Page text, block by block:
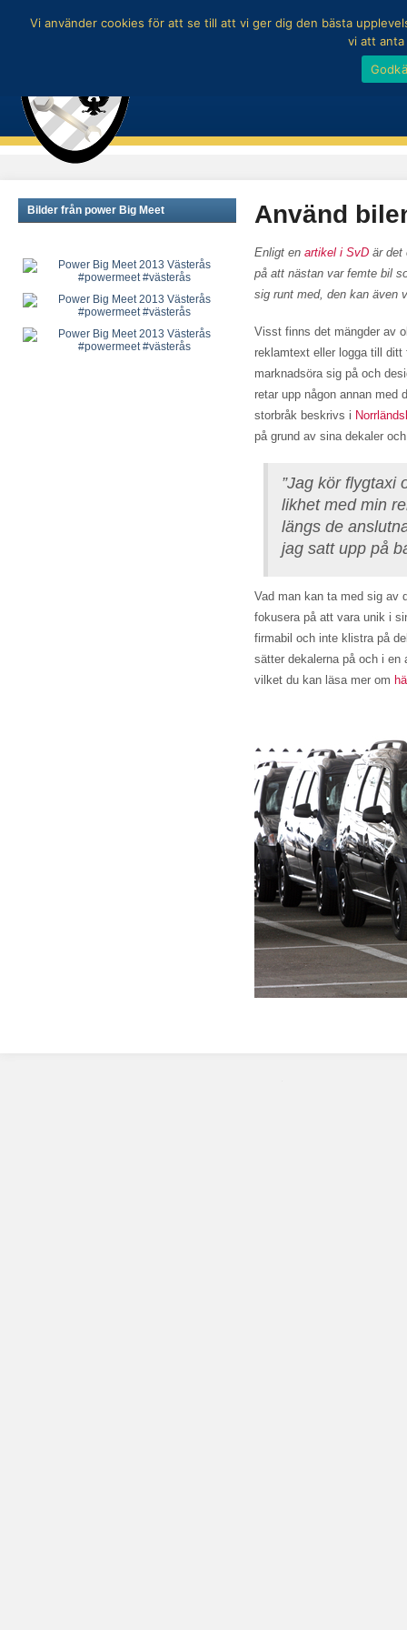
Använd
Enligt en artikel i SvD är det
på att nästan var femte bil
sig runt med, den kan även
Visst finns det mängder av
reklamtext eller logga till
marknadsöra sig på och
retar upp någon annan med
storbråk beskrivs i
på grund av sina dekaler
”Jag kör flygtaxi
likhet med min
längs de
jag satt upp på
Vad man kan ta med sig av
fokusera på att vara unik i
firmabil och inte klistra på
sätter dekalerna på och i
vilket du kan läsa mer om
Bilder från power Big Meet
Vi använder cookies för att se till att vi ger dig den bästa
vi att